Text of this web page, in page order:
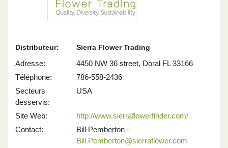
Distributeur: Sierra Flower Trading
Adresse:
4450 NW 36 street, Doral FL 33166
Téléphone:
786-558-2436
Secteurs
desservis:
USA
Site Web:
http://www.sierraflowerfinder.com/
Contact:
Bill Pemberton -
Bill.Pemberton@sierraflower.com